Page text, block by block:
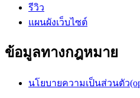
รีวิว
แผนผังเว็บไซต์
ข้อมูลทางกฎหมาย
นโยบายความเป็นส่วนตัว